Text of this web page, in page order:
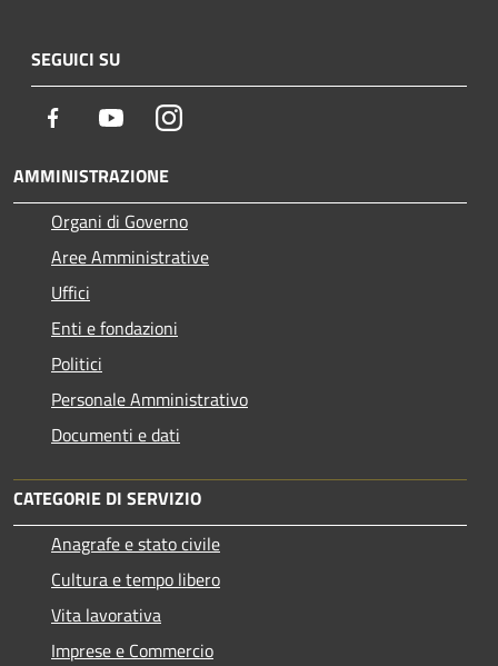
SEGUICI SU
Facebook YoutubeInstagram
AMMINISTRAZIONE
Organi di Governo
Aree Amministrative
Uffici
Enti e fondazioni
Politici
Personale Amministrativo
Documenti e dati
CATEGORIE DI SERVIZIO
Anagrafe e stato civile
Cultura e tempo libero
Vita lavorativa
Imprese e Commercio